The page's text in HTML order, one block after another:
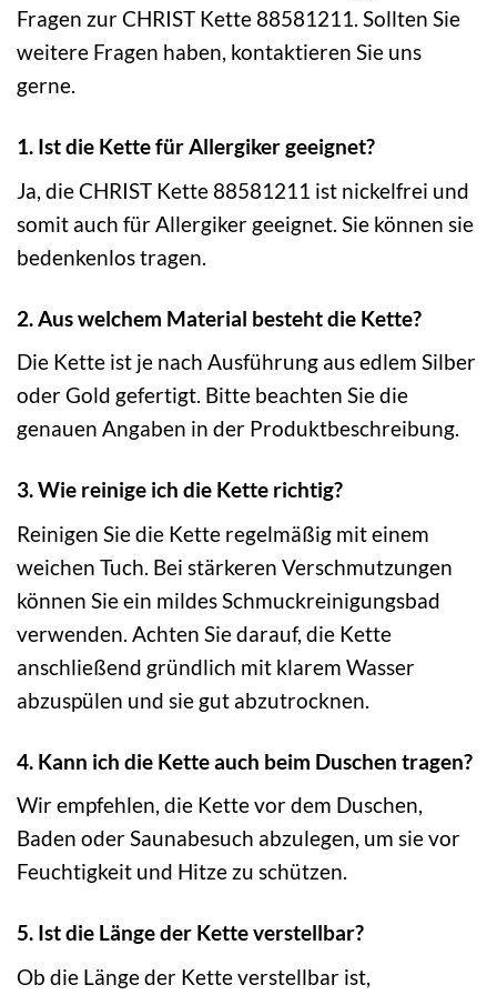
Fragen zur CHRIST Kette 88581211. Sollten Sie
weitere Fragen haben, kontaktieren Sie uns
gerne.
1. Ist die Kette für Allergiker geeignet?
Ja, die CHRIST Kette 88581211 ist nickelfrei und
somit auch für Allergiker geeignet. Sie können sie
bedenkenlos tragen.
2. Aus welchem Material besteht die Kette?
Die Kette ist je nach Ausführung aus edlem Silber
oder Gold gefertigt. Bitte beachten Sie die
genauen Angaben in der Produktbeschreibung.
3. Wie reinige ich die Kette richtig?
Reinigen Sie die Kette regelmäßig mit einem
weichen Tuch. Bei stärkeren Verschmutzungen
können Sie ein mildes Schmuckreinigungsbad
verwenden. Achten Sie darauf, die Kette
anschließend gründlich mit klarem Wasser
abzuspülen und sie gut abzutrocknen.
4. Kann ich die Kette auch beim Duschen tragen?
Wir empfehlen, die Kette vor dem Duschen,
Baden oder Saunabesuch abzulegen, um sie vor
Feuchtigkeit und Hitze zu schützen.
5. Ist die Länge der Kette verstellbar?
Ob die Länge der Kette verstellbar ist,